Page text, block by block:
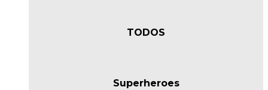
TODOS
Superheroes